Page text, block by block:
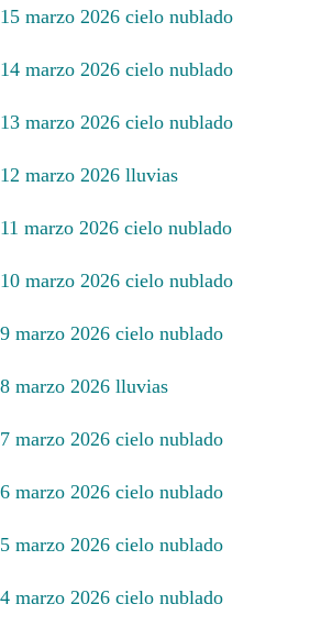
15 marzo 2026 cielo nublado
14 marzo 2026 cielo nublado
13 marzo 2026 cielo nublado
12 marzo 2026 lluvias
11 marzo 2026 cielo nublado
10 marzo 2026 cielo nublado
9 marzo 2026 cielo nublado
8 marzo 2026 lluvias
7 marzo 2026 cielo nublado
6 marzo 2026 cielo nublado
5 marzo 2026 cielo nublado
4 marzo 2026 cielo nublado